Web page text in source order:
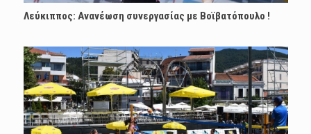
Λεύκιππος: Ανανέωση συνεργασίας με Boϊβατόπουλο !